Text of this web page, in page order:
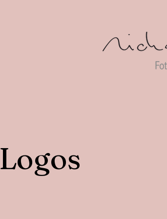
Logos